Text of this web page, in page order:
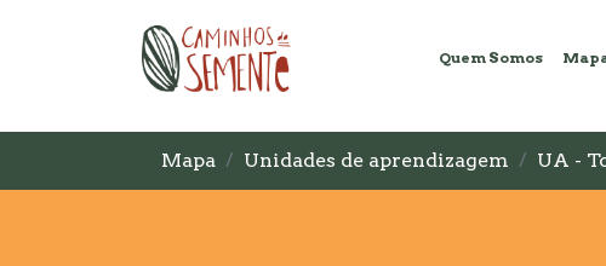
Quem Somos
Mapa Unidades de aprendizagem UA -